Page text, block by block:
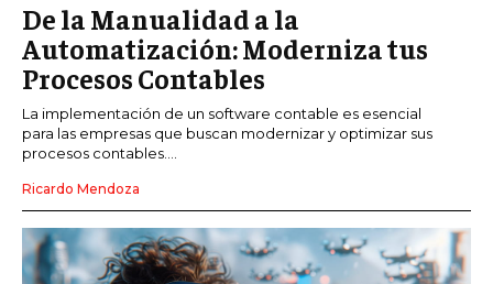
De la Manualidad a la
Automatización: Moderniza tus
Procesos Contables
La implementación de un software contable es esencial
para las empresas que buscan modernizar y optimizar sus
procesos contables....
Ricardo Mendoza